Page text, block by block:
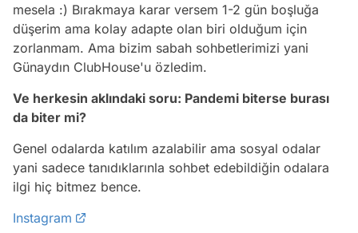
mesela :) Bırakmaya karar versem 1-2 gün boşluğa
düşerim ama kolay adapte olan biri olduğum için
zorlanmam. Ama bizim sabah sohbetlerimizi yani
Günaydın ClubHouse'u özledim.
Ve herkesin aklındaki soru: Pandemi biterse burası
da biter mi?
Genel odalarda katılım azalabilir ama sosyal odalar
yani sadece tanıdıklarınla sohbet edebildiğin odalara
ilgi hiç bitmez bence.
Instagram